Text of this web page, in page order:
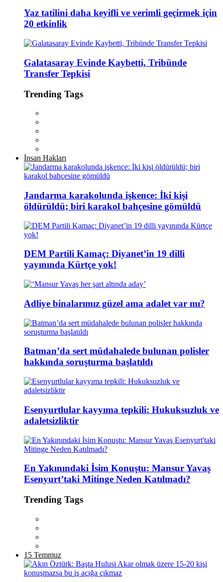
Yaz tatilini daha keyifli ve verimli geçirmek için
20 etkinlik
Galatasaray Evinde Kaybetti, Tribünde
Transfer Tepkisi
Trending Tags
İnsan Hakları
Jandarma karakolunda işkence: İki kişi
öldürüldü; biri karakol bahçesine gömüldü
DEM Partili Kamaç: Diyanet’in 19 dilli
yayınında Kürtçe yok!
Adliye binalarımız güzel ama adalet var mı?
Batman’da sert müdahalede bulunan polisler
hakkında soruşturma başlatıldı
Esenyurtlular kayyıma tepkili: Hukuksuzluk ve
adaletsizliktir
En Yakınındaki İsim Konuştu: Mansur Yavaş
Esenyurt’taki Mitinge Neden Katılmadı?
Trending Tags
15 Temmuz